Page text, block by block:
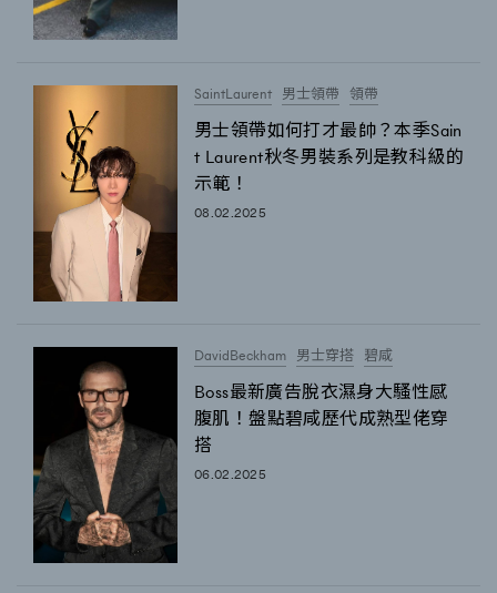
SaintLaurent 男士領帶 領帶
男士領帶如何打才最帥？本季Sain
t Laurent秋冬男裝系列是教科級的
示範！
08.02.2025
DavidBeckham 男士穿搭 碧咸
Boss最新廣告脫衣濕身大騷性感
腹肌！盤點碧咸歷代成熟型佬穿
搭
06.02.2025